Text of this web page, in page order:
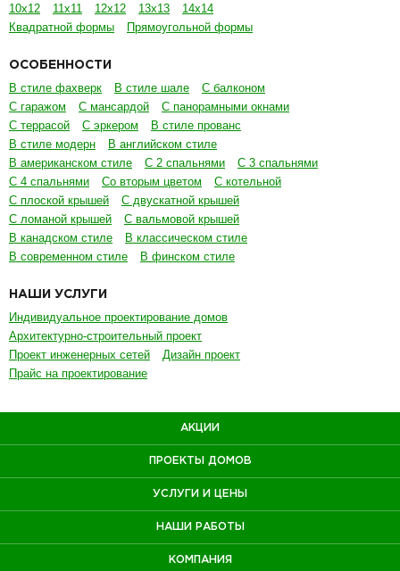
10х12
11х11 12х12 13х13
14х14
Квадратной формы
Прямоугольной формы
ОСОБЕННОСТИ
В стиле фахверк В стиле шале
С балконом
С гаражом
С мансардой
С панорамными окнами
С террасой
С эркером
В стиле прованс
В стиле модерн
В английском стиле
В американском стиле
С 2 спальнями
С 3 спальнями
С 4 спальнями
Со вторым цветом
С котельной
С плоской крышей
С двускатной крышей
С ломаной крышей
С вальмовой крышей
В канадском стиле
В классическом стиле
В современном стиле
В финском стиле
НАШИ УСЛУГИ
Индивидуальное проектирование домов
Архитектурно-строительный проект
Проект инженерных сетей
Дизайн проект
Прайс на проектирование
АКЦИИ
ПРОЕКТЫ ДОМОВ
УСЛУГИ И ЦЕНЫ
НАШИ РАБОТЫ
КОМПАНИЯ